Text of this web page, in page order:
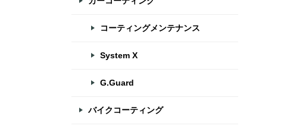
コーティングメンテナンス
System X
G.Guard
バイクコーティング